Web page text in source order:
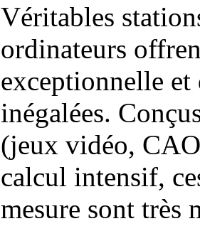
Véritables
ordinateurs
exceptionnelle et
inégalées.
(jeux vidéo,
calcul intensif,
mesure sont très